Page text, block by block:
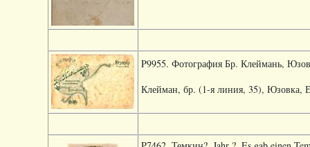
P9955. Фотография Бр. Клеймань,
Клейман, бр. (1-я линия, 35), Юзовка,